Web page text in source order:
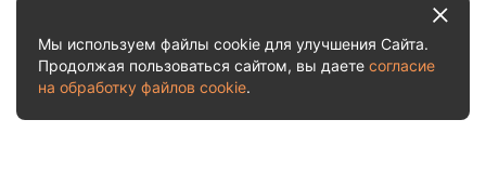
Мы используем файлы cookie для улучшения Сайта.
Продолжая пользоваться сайтом, вы даете согласие
на обработку файлов cookie.